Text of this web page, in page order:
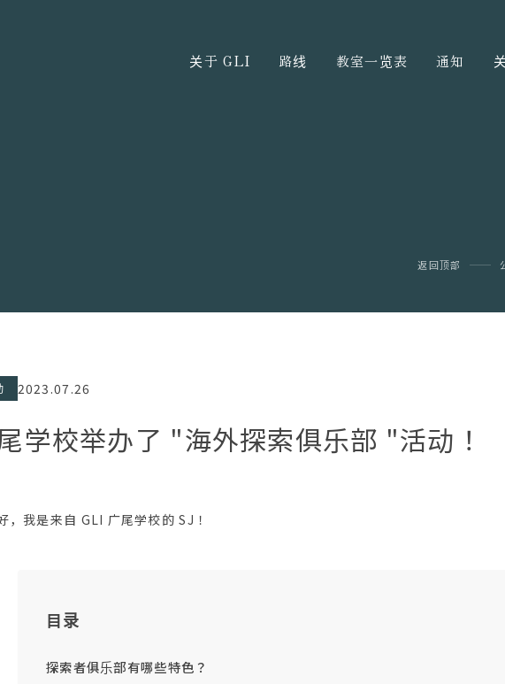
关于 GLI 路线 教室一览表 通知
返回顶部
2023.07.26
学校举办了 "海外探索俱乐部 "活动！
，我是来自 GLI 广尾学校的 SJ！
目录
探索者俱乐部有哪些特色？